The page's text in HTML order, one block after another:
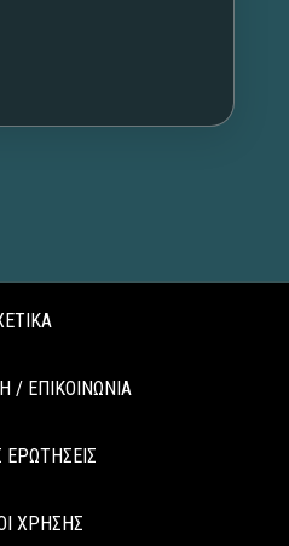
/ ΕΠΙΚΟΙΝΩΝΙΑ
ΧΡΗΣΗΣ